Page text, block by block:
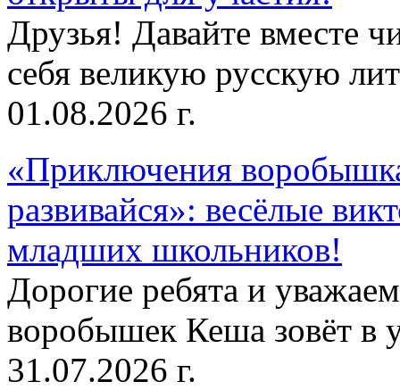
Друзья! Давайте вместе
себя великую русскую
01.08.2026 г.
«Приключения
развивайся»: весёлые
младших школьников!
Дорогие ребята и
воробышек Кеша зовёт в
31.07.2026 г.